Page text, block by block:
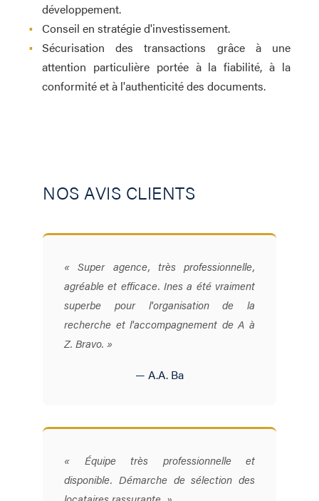
développement.
• Conseil en stratégie d'investissement.
• Sécurisation des transactions grâce à une
attention particulière portée à la fiabilité, à la
conformité et à l'authenticité des documents.
NOS AVIS CLIENTS
« Super agence, très professionnelle,
agréable et efficace. Ines a été vraiment
superbe pour l'organisation de la
recherche et l'accompagnement de A à
Z. Bravo. »
— A.A. Ba
« Équipe très professionnelle et
disponible. Démarche de sélection des